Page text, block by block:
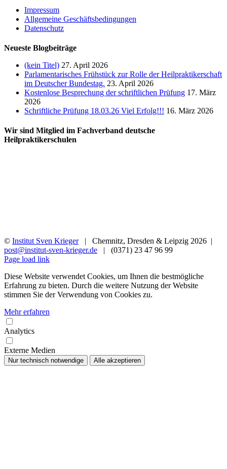
Impressum
Allgemeine Geschäftsbedingungen
Datenschutz
Neueste Blogbeiträge
(kein Titel) 27. April 2026
Parlamentarisches Frühstück zur Rolle der Heilpraktikerschaft
im Deutscher Bundestag. 23. April 2026
Kostenlose Besprechung der schriftlichen Prüfung 17. März
2026
Schriftliche Prüfung 18.03.26 Viel Erfolg!!! 16. März 2026
Wir sind Mitglied im Fachverband deutsche
Heilpraktikerschulen
© Institut Sven Krieger| Chemnitz, Dresden & Leipzig 2026 |
post@institut-sven-krieger.de | (0371) 23 47 96 99
Facebook
YouTube
Instagram
Rss
Page load link
Diese Website verwendet Cookies, um Ihnen die bestmögliche
Erfahrung zu bieten. Durch die weitere Nutzung der Website
stimmen Sie der Verwendung von Cookies zu.
Mehr erfahren
Analytics
Externe Medien
Nur technisch notwendige Alle akzeptieren